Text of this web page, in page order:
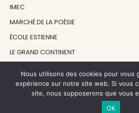
IMEC
MARCHÉ DE LA POÉSIE
ÉCOLE ESTIENNE
LE GRAND CONTINENT
EN ATTENDANT NADEAU
Nous utilisons des cookies pour vous
expérience sur notre site web. Si vous
site, nous supposerons que vous
OK